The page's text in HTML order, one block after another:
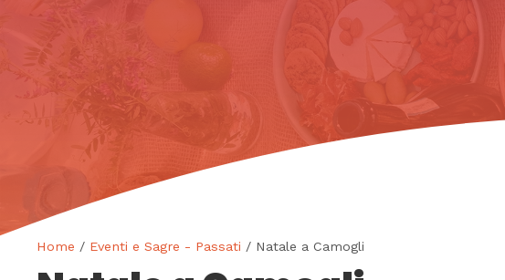
Home / Eventi e Sagre - Passati / Natale a Camogli